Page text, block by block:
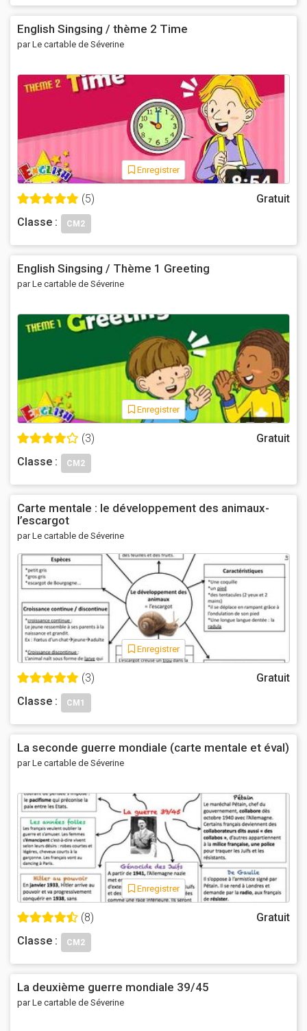
English Singsing / thème 2 Time
par Le cartable de Séverine
Enregistrer
(5)
Gratuit
Classe :
CM2
English Singsing / Thème 1 Greeting
par Le cartable de Séverine
Enregistrer
(3)
Gratuit
Classe :
CM2
Carte mentale : le développement des animaux-
l’escargot
par Le cartable de Séverine
Enregistrer
(3)
Gratuit
Classe :
CM1
La seconde guerre mondiale (carte mentale et éval)
par Le cartable de Séverine
Enregistrer
(8)
Gratuit
Classe :
CM2
La deuxième guerre mondiale 39/45
par Le cartable de Séverine